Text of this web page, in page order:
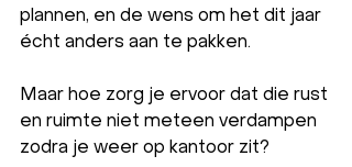
plannen, en de wens om het dit jaar
écht anders aan te pakken.
Maar hoe zorg je ervoor dat die rust
en ruimte niet meteen verdampen
zodra je weer op kantoor zit?